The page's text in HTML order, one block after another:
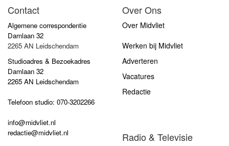
Contact
Algemene correspondentie
Damlaan 32
2265 AN Leidschendam
Studioadres & Bezoekadres
Damlaan 32
2265 AN Leidschendam
Telefoon studio: 070-3202266
info@midvliet.nl
redactie@midvliet.nl
Over Ons
Over Midvliet
Werken bij Midvliet
Adverteren
Vacatures
Redactie
Radio & Televisie